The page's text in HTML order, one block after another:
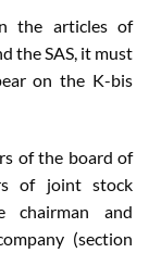
the articles of
the SAS, it must
on the K-bis
of the board of
of joint stock
chairman and
(section